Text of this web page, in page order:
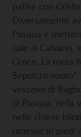
patire con Cristo
Diversamente
Pasqua è
sale al Calvario,
Croce. La meta
Sepolcro
vescovo di
di Pasqua, nella
nelle chiese
rimesse in piedi